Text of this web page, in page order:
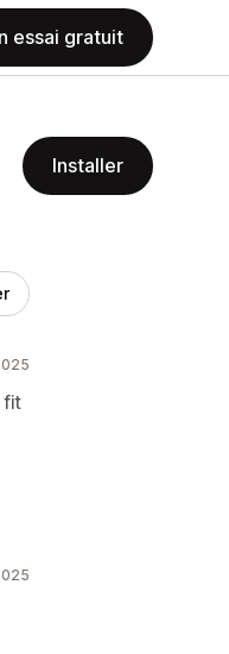
essai gratuit
Installer
fit